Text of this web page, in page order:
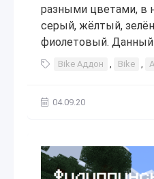
разными цветами, в
серый, жёлтый,
фиолетовый. Данный
Bike Аддон , Bike ,
04.09.20